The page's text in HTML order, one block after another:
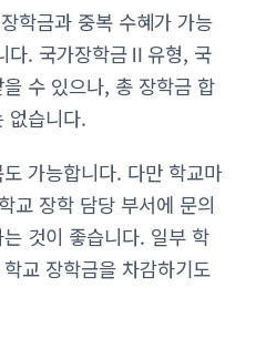
학금과 중복 수혜가 가능
다. 국가장학금Ⅱ유형, 국
수 있으나, 총 장학금 합
없습니다.
가능합니다. 다만 학교마
교 장학 담당 부서에 문의
것이 좋습니다. 일부 학
교 장학금을 차감하기도